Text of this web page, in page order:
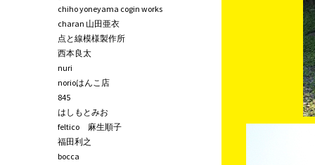
chiho yoneyama cogin works
charan 山田亜衣
点と線模様製作所
西本良太
nuri
norioはんこ店
845
はしもとみお
feltico 麻生順子
福田利之
bocca